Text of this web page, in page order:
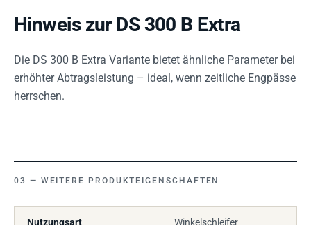
Hinweis zur DS 300 B Extra
Die DS 300 B Extra Variante bietet ähnliche Parameter bei
erhöhter Abtragsleistung – ideal, wenn zeitliche Engpässe
herrschen.
WEITERE PRODUKTEIGENSCHAFTEN
Nutzungsart Winkelschleifer